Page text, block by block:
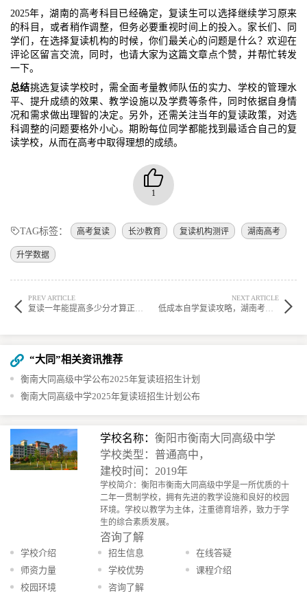
2025年，湖南的高考科目已经确定，复读生可以选择继续学习原来
的科目，或者稍作调整，但务必要重视时间上的投入。家长们、同
学们，在选择复读机构的时候，你们最关心的问题是什么？欢迎在
评论区留言交流，同时，也请大家为这篇文章点个赞，并帮忙转发
一下。
总结挑选复读学校时，需全面考量教师队伍的实力、学校的管理水
平、提升成绩的效果、教学设施以及学费等条件，同时依据自身情
况和需求做出理智的决定。另外，还需关注当年的复读政策，对选
科调整的问题要格外小心。期盼每位同学都能找到最适合自己的复
读学校，从而在高考中取得理想的成绩。
1
TAG标签： 高考复读 长沙教育 复读机构测评 湖南高考
升学数据
PREV ARTICLE NEXT ARTICLE
“大同”相关资讯推荐
衡南大同高级中学公布2025年复读班招生计划
衡南大同高级中学2025年复读班招生计划公布
学校名称：衡阳市衡南大同高级中学
学校类型：普通高中，
建校时间：2019年
学校简介：衡阳市衡南大同高级中学是一所优质的十
二年一贯制学校，拥有先进的教学设施和良好的校园
环境。学校以教学为主体，注重德育培养，致力于学
生的综合素质发展。
咨询了解
学校介绍 招生信息
在线答疑
师资力量
学校优势
课程介绍
校园环境
咨询了解